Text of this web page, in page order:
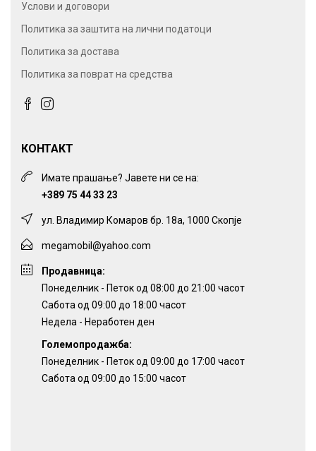
Услови и договори
Политика за заштита на лични податоци
Политика за достава
Политика за поврат на средства
КОНТАКТ
Имате прашање? Јавете ни се на:
+389 75 44 33 23
ул. Владимир Комаров бр. 18а, 1000 Скопје
megamobil@yahoo.com
Продавница:
Понеделник - Петок од 08:00 до 21:00 часот
Сабота од 09:00 до 18:00 часот
Недела - Неработен ден
Големопродажба:
Понеделник - Петок од 09:00 до 17:00 часот
Сабота од 09:00 до 15:00 часот